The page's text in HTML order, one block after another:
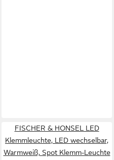
FISCHER & HONSEL LED
Klemmleuchte, LED wechselbar,
Warmweiß, Spot Klemm-Leuchte